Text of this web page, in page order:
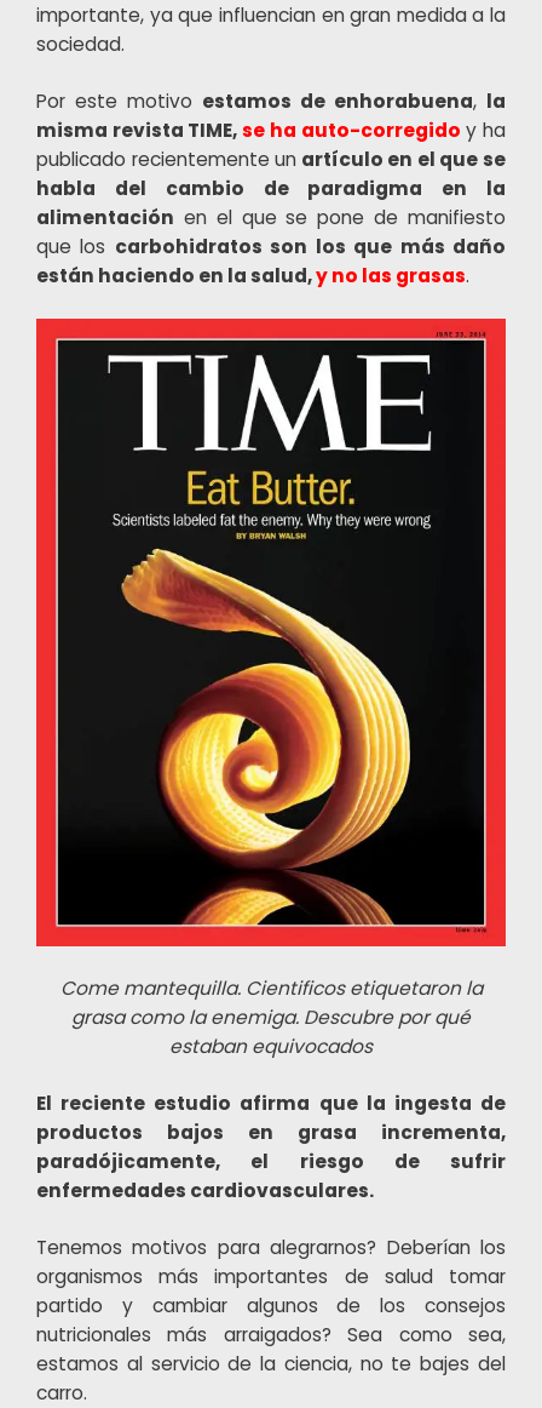
importante, ya que influencian en gran medida a la
sociedad.
Por este motivo estamos de enhorabuena, la
misma revista TIME,se ha auto-corregido y ha
publicado recientemente un artículo en el que se
habla del cambio de paradigma en la
alimentación en el que se pone de manifiesto
que los carbohidratos son los que más daño
están haciendo en la salud,y no las grasas.
Come mantequilla. Cientificos etiquetaron la
grasa como la enemiga. Descubre por qué
estaban equivocados
El reciente estudio afirma que la ingesta de
productos bajos en grasa incrementa,
paradójicamente, el riesgo de sufrir
enfermedades cardiovasculares.
Tenemos motivos para alegrarnos? Deberían los
organismos más importantes de salud tomar
partido y cambiar algunos de los consejos
nutricionales más arraigados? Sea como sea,
estamos al servicio de la ciencia, no te bajes del
carro.